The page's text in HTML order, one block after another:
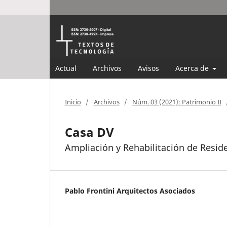
Actual Archivos Avisos Acerca de
Inicio / Archivos / Núm. 03 (2021): Patrimonio II
Casa DV
Ampliación y Rehabilitación de
Pablo Frontini Arquitectos Asociados